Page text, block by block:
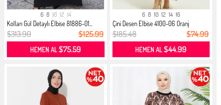
6 8 10 12 14
Kolları Gül Detaylı Elbise 81886-01...
$313.90 $125.99
HEMEN AL$75.59
6 8 10 12 14 16
Çini Desen Elbise 4100-06 Oranj
$185.48 $74.99
HEMEN AL$44.99